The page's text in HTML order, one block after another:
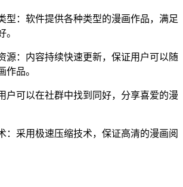
：软件提供各种类型的漫画作品，满足
。
：内容持续快速更新，保证用户可以随
作品。
可以在社群中找到同好，分享喜爱的漫
采用极速压缩技术，保证高清的漫画阅